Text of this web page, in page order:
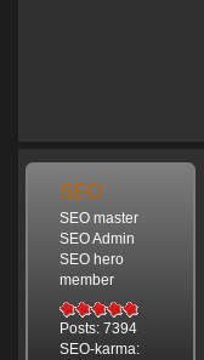
SEO
SEO master
SEO Admin
SEO hero
member
Posts: 7394
SEO-karma: